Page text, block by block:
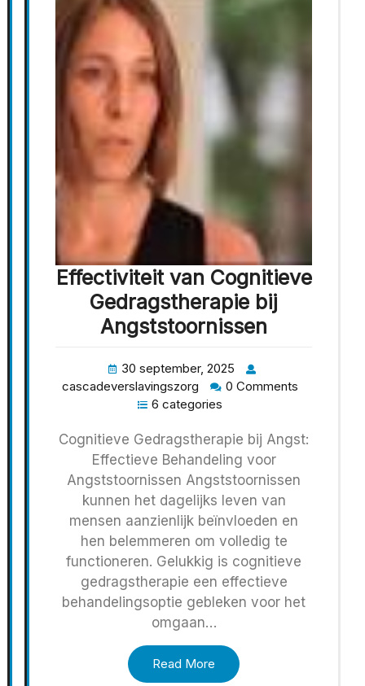
Effectiviteit van Cognitieve
Gedragstherapie bij
Angststoornissen
30 september, 2025
cascadeverslavingszorg
0 Comments
6 categories
Cognitieve Gedragstherapie bij Angst:
Effectieve Behandeling voor
Angststoornissen Angststoornissen
kunnen het dagelijks leven van
mensen aanzienlijk beïnvloeden en
hen belemmeren om volledig te
functioneren. Gelukkig is cognitieve
gedragstherapie een effectieve
behandelingsoptie gebleken voor het
omgaan…
Read More